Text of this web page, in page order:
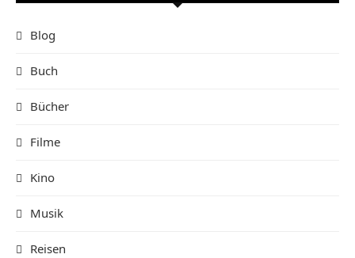
Blog
Buch
Bücher
Filme
Kino
Musik
Reisen